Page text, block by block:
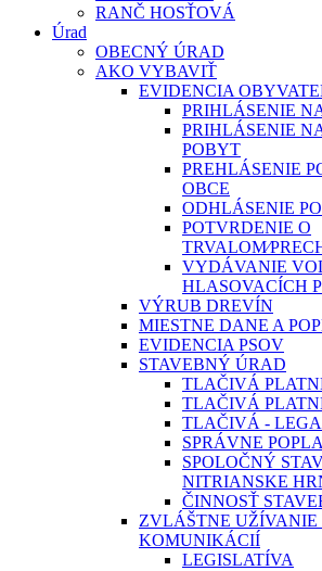
RANČ HOSŤOVÁ
Úrad
OBECNÝ ÚRAD
AKO VYBAVIŤ
EVIDENCIA
PRIHLÁSENIE
PRIHLÁSENIE
POBYT
PREHLÁSENIE
OBCE
ODHLÁSENIE
POTVRDENIE O
VYDÁVANIE
HLASOVACÍCH
VÝRUB DREVÍN
MIESTNE DANE A
EVIDENCIA PSOV
STAVEBNÝ ÚRAD
TLAČIVÁ
TLAČIVÁ
TLAČIVÁ -
SPRÁVNE
SPOLOČNÝ
NITRIANSKE
ČINNOSŤ
ZVLÁŠTNE UŽÍVANIE
KOMUNIKÁCIÍ
LEGISLATÍVA